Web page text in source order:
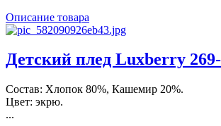
Описание товара
Детский плед Luxberry
Состав: Хлопок 80%, Кашемир 20%.
Цвет: экрю.
...